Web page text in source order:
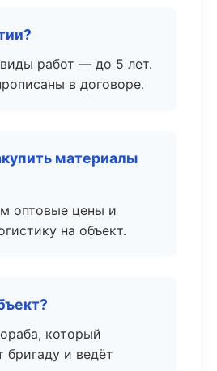
работ — до 5 лет.
в договоре.
материалы
оптовые цены и
на объект.
который
бригаду и ведёт